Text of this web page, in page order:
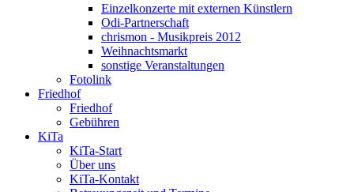
Einzelkonzerte mit externen Künstlern
Odi-Partnerschaft
chrismon - Musikpreis 2012
Weihnachtsmarkt
sonstige Veranstaltungen
Fotolink
Friedhof
Friedhof
Gebühren
KiTa
KiTa-Start
Über uns
KiTa-Kontakt